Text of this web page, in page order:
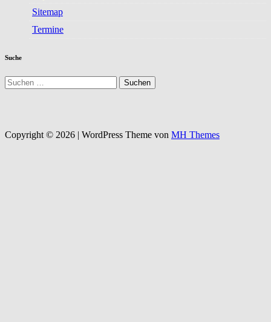
Sitemap
Termine
Suche
Suchen
nach:
Copyright © 2026 | WordPress Theme von MH Themes